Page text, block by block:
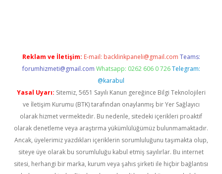
Reklam ve İletişim: E-mail: backlinkpaneli@gmail.com Teams:
forumhizmeti@gmail.com Whatsapp: 0262 606 0 726 Telegram:
@karabul
Yasal Uyarı: Sitemiz, 5651 Sayılı Kanun gereğince Bilgi Teknolojileri
ve İletişim Kurumu (BTK) tarafından onaylanmış bir Yer Sağlayıcı
olarak hizmet vermektedir. Bu nedenle, sitedeki içerikleri proaktif
olarak denetleme veya araştırma yükümlülüğümüz bulunmamaktadır.
Ancak, üyelerimiz yazdıkları içeriklerin sorumluluğunu taşımakta olup,
siteye üye olarak bu sorumluluğu kabul etmiş sayılırlar. Bu internet
sitesi, herhangi bir marka, kurum veya şahıs şirketi ile hiçbir bağlantısı